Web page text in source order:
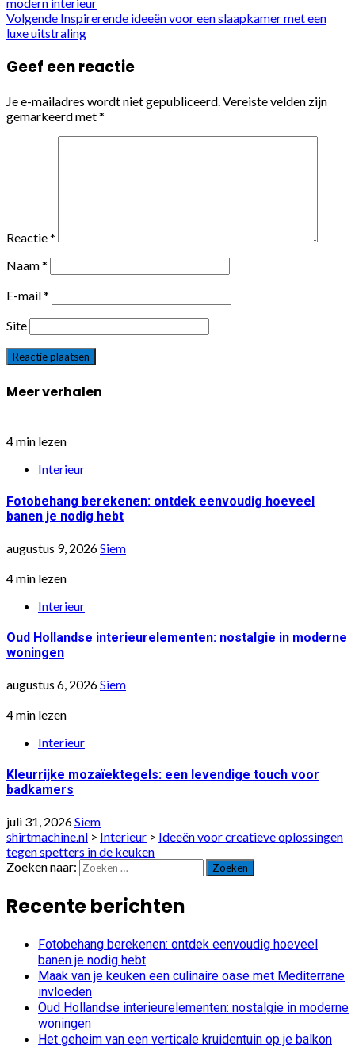
modern interieur
Volgende Inspirerende ideeën voor een slaapkamer met een
luxe uitstraling
Geef een reactie
Je e-mailadres wordt niet gepubliceerd.Vereiste velden zijn
gemarkeerd met*
Reactie*
Naam*
E-mail*
Site
Meer verhalen
4 min lezen
Interieur
Fotobehang berekenen: ontdek eenvoudig hoeveel
banen je nodig hebt
augustus 9, 2026Siem
4 min lezen
Interieur
Oud Hollandse interieurelementen: nostalgie in moderne
woningen
augustus 6, 2026Siem
4 min lezen
Interieur
Kleurrijke mozaïektegels: een levendige touch voor
badkamers
juli 31, 2026Siem
shirtmachine.nl > Interieur > Ideeën voor creatieve oplossingen
tegen spetters in de keuken
Zoeken naar:
Recente berichten
Fotobehang berekenen: ontdek eenvoudig hoeveel
banen je nodig hebt
Maak van je keuken een culinaire oase met Mediterrane
invloeden
Oud Hollandse interieurelementen: nostalgie in moderne
woningen
Het geheim van een verticale kruidentuin op je balkon